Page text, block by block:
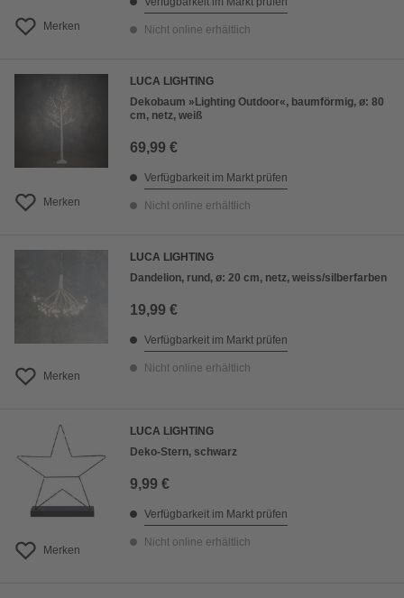
Merken Nicht online erhältlich
Merken
LUCA LIGHTING
Dekobaum »Lighting Outdoor«, baumförmig, ø: 80
cm, netz, weiß
69,99 €
Verfügbarkeit im Markt prüfen
Nicht online erhältlich
Merken
LUCA LIGHTING
Dandelion, rund, ø: 20 cm, netz, weiss/silberfarben
19,99 €
Verfügbarkeit im Markt prüfen
Nicht online erhältlich
Merken
LUCA LIGHTING
Deko-Stern, schwarz
9,99 €
Verfügbarkeit im Markt prüfen
Nicht online erhältlich